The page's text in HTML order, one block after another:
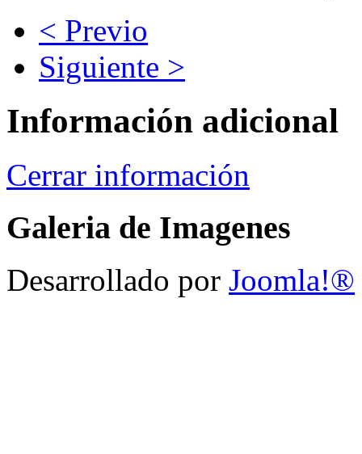
< Previo
Siguiente >
Información adicional
Cerrar información
Galeria de Imagenes
Desarrollado por Joomla!®